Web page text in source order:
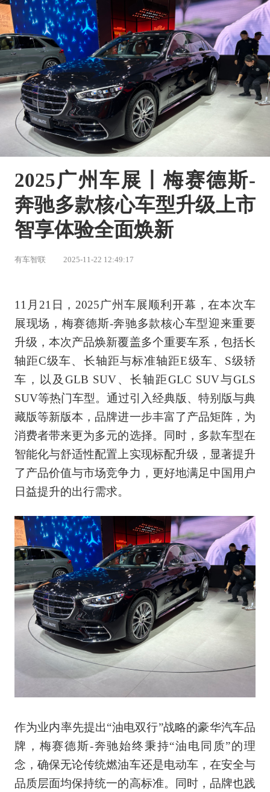
2025广州车展丨梅赛德斯-
奔驰多款核心车型升级上市
智享体验全面焕新
有车智联 2025-11-22 12:49:17
11月21日，2025广州车展顺利开幕，在本次车
展现场，梅赛德斯-奔驰多款核心车型迎来重要
升级，本次产品焕新覆盖多个重要车系，包括长
轴距C级车、长轴距与标准轴距E级车、S级轿
车，以及GLB SUV、长轴距GLC SUV与GLS
SUV等热门车型。通过引入经典版、特别版与典
藏版等新版本，品牌进一步丰富了产品矩阵，为
消费者带来更为多元的选择。同时，多款车型在
智能化与舒适性配置上实现标配升级，显著提升
了产品价值与市场竞争力，更好地满足中国用户
日益提升的出行需求。
作为业内率先提出“油电双行”战略的豪华汽车品
牌，梅赛德斯-奔驰始终秉持“油电同质”的理
念，确保无论传统燃油车还是电动车，在安全与
品质层面均保持统一的高标准。同时，品牌也践